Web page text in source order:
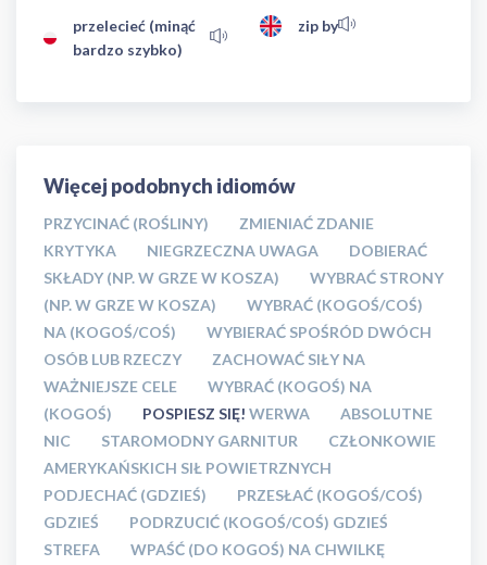
przelecieć (minąć
bardzo szybko)
zip by
Więcej podobnych idiomów
PRZYCINAĆ (ROŚLINY)
ZMIENIAĆ ZDANIE
KRYTYKA
NIEGRZECZNA UWAGA
DOBIERAĆ
SKŁADY (NP. W GRZE W KOSZA)
WYBRAĆ STRONY
(NP. W GRZE W KOSZA)
WYBRAĆ (KOGOŚ/COŚ)
NA (KOGOŚ/COŚ)
WYBIERAĆ SPOŚRÓD DWÓCH
OSÓB LUB RZECZY
ZACHOWAĆ SIŁY NA
WAŻNIEJSZE CELE
WYBRAĆ (KOGOŚ) NA
(KOGOŚ)
POSPIESZ SIĘ! WERWA
ABSOLUTNE
NIC
STAROMODNY GARNITUR
CZŁONKOWIE
AMERYKAŃSKICH SIŁ POWIETRZNYCH
PODJECHAĆ (GDZIEŚ)
PRZESŁAĆ (KOGOŚ/COŚ)
GDZIEŚ
PODRZUCIĆ (KOGOŚ/COŚ) GDZIEŚ
STREFA
WPAŚĆ (DO KOGOŚ) NA CHWILKĘ